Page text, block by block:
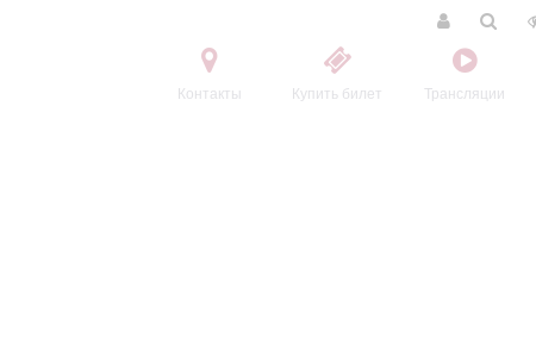
Контакты Купить билет Трансляции